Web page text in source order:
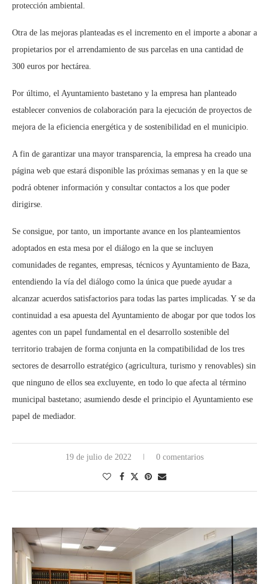
protección ambiental.
Otra de las mejoras planteadas es el incremento en el importe a abonar a
propietarios por el arrendamiento de sus parcelas en una cantidad de
300 euros por hectárea.
Por último, el Ayuntamiento bastetano y la empresa han planteado
establecer convenios de colaboración para la ejecución de proyectos de
mejora de la eficiencia energética y de sostenibilidad en el municipio.
A fin de garantizar una mayor transparencia, la empresa ha creado una
página web que estará disponible las próximas semanas y en la que se
podrá obtener información y consultar contactos a los que poder
dirigirse.
Se consigue, por tanto, un importante avance en los planteamientos
adoptados en esta mesa por el diálogo en la que se incluyen
comunidades de regantes, empresas, técnicos y Ayuntamiento de Baza,
entendiendo la vía del diálogo como la única que puede ayudar a
alcanzar acuerdos satisfactorios para todas las partes implicadas. Y se da
continuidad a esa apuesta del Ayuntamiento de abogar por que todos los
agentes con un papel fundamental en el desarrollo sostenible del
territorio trabajen de forma conjunta en la compatibilidad de los tres
sectores de desarrollo estratégico (agricultura, turismo y renovables) sin
que ninguno de ellos sea excluyente, en todo lo que afecta al término
municipal bastetano; asumiendo desde el principio el Ayuntamiento ese
papel de mediador.
19 de julio de 2022 0 comentarios